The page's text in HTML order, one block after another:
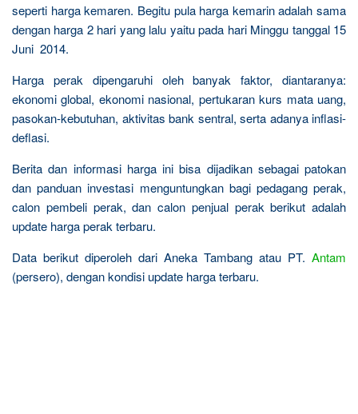
seperti harga kemaren. Begitu pula harga kemarin adalah sama
dengan harga 2 hari yang lalu yaitu pada hari Minggu tanggal 15
Juni 2014.
Harga perak dipengaruhi oleh banyak faktor, diantaranya:
ekonomi global, ekonomi nasional, pertukaran kurs mata uang,
pasokan-kebutuhan, aktivitas bank sentral, serta adanya inflasi-
deflasi.
Berita dan informasi harga ini bisa dijadikan sebagai patokan
dan panduan investasi menguntungkan bagi pedagang perak,
calon pembeli perak, dan calon penjual perak berikut adalah
update harga perak terbaru.
Data berikut diperoleh dari Aneka Tambang atau PT. Antam
(persero), dengan kondisi update harga terbaru.